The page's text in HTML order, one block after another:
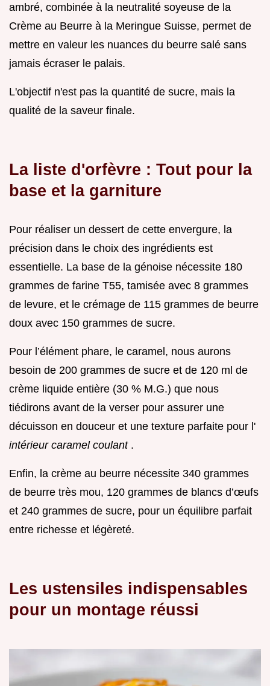
ambré, combinée à la neutralité soyeuse de la
Crème au Beurre à la Meringue Suisse, permet de
mettre en valeur les nuances du beurre salé sans
jamais écraser le palais.
L'objectif n'est pas la quantité de sucre, mais la
qualité de la saveur finale.
La liste d'orfèvre : Tout pour la
base et la garniture
Pour réaliser un dessert de cette envergure, la
précision dans le choix des ingrédients est
essentielle. La base de la génoise nécessite 180
grammes de farine T55, tamisée avec 8 grammes
de levure, et le crémage de 115 grammes de beurre
doux avec 150 grammes de sucre.
Pour l’élément phare, le caramel, nous aurons
besoin de 200 grammes de sucre et de 120 ml de
crème liquide entière (30 % M.G.) que nous
tiédirons avant de la verser pour assurer une
décuisson en douceur et une texture parfaite pour l'
intérieur caramel coulant .
Enfin, la crème au beurre nécessite 340 grammes
de beurre très mou, 120 grammes de blancs d’œufs
et 240 grammes de sucre, pour un équilibre parfait
entre richesse et légèreté.
Les ustensiles indispensables
pour un montage réussi